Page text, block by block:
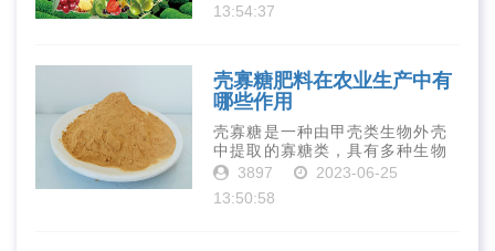
元素和植物生长因子。这些营养
13:54:37
壳寡糖肥料在农业生产中有
哪些作用
壳寡糖是一种由甲壳类生物外壳
中提取的寡糖类，具有多种生物
活性和营养价值。在农业生产
是作为一种新型的有机肥料，壳
3897
2023-06-25
13:50:58